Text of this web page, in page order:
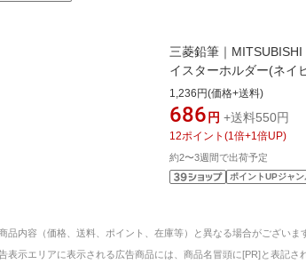
三菱鉛筆｜
イスターホルダー(ネイ
FIT(スタイルフィット)
1,236円(価格+送料)
686 円 +送料550円
12ポイント (1 倍+1 倍UP)
約2〜3週間で出荷予定
ポイントUPジャン
品内容（価格、送料、ポイント、在庫等）と異なる場合がございま
表示エリアに表示される広告商品には、商品名冒頭に[PR]と表記さ